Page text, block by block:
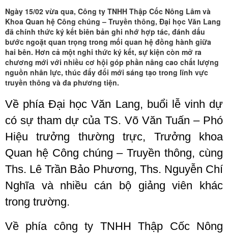
Quan
hệ
công
chúng
-
Truyền
thông,
Đại
học
Văn
Lang
công
chúng
Truyền
thông,
Đại
học
Văn
Lang
Truyền
thông,
Đại
học
Văn
Lang
Lang
Ngày 15/02 vừa qua, Công ty TNHH Thập Cốc Nông Lâm và
Khoa Quan hệ Công chúng – Truyền thông, Đại học Văn Lang
đã chính thức ký kết biên bản ghi nhớ hợp tác, đánh dấu
bước ngoặt quan trọng trong mối quan hệ đồng hành giữa
hai bên. Hơn cả một nghi thức ký kết, sự kiện còn mở ra
chương mới với nhiều cơ hội góp phần nâng cao chất lượng
nguồn nhân lực, thúc đẩy đổi mới sáng tạo trong lĩnh vực
truyền thông và đa phương tiện.
Về phía Đại học Văn Lang, buổi lễ vinh dự
có sự tham dự của TS. Võ Văn Tuấn – Phó
Hiệu trưởng thường trực, Trưởng khoa
Quan hệ Công chúng – Truyền thông, cùng
Ths. Lê Trần Bảo Phương, Ths. Nguyễn Chí
Nghĩa và nhiều cán bộ giảng viên khác
trong trường.
Về phía công ty TNHH Thập Cốc Nông